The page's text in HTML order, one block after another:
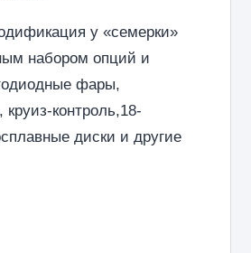
у «семерки»
набором опций и
фары,
круиз-контроль,18-
диски и другие